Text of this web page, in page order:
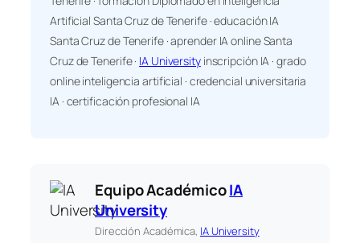
Artificial Santa Cruz de Tenerife · educación IA
Santa Cruz de Tenerife · aprender IA online Santa
Cruz de Tenerife · IA Universityinscripción IA · grado
online inteligencia artificial · credencial universitaria
IA · certificación profesional IA
Equipo AcadémicoIA
University
Dirección Académica, IA University